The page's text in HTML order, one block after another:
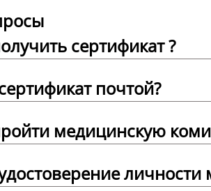
сертификат ?
почтой?
медицинскую